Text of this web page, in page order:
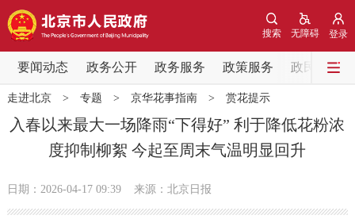
登录
无障碍
搜索
要闻动态 政务公开 政务服务 政策服务 政民互动
要闻动态
党中央精神 国务院信息 中央部委动态
北京要闻 会议信息 部门动态
走进北京> 专题 > 京华花事指南> 赏花提示
入春以来最大一场降雨“下得好” 利于降低花粉浓
度抑制柳絮 今起至周末气温明显回升
日期：2026-04-17 09:39 来源：北京日报